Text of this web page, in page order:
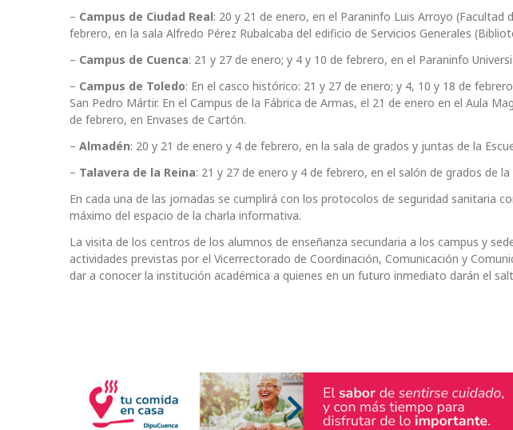
– Campus de Ciudad Real: 20 y 21 de enero, en el Paraninfo Luis Arroyo (Facultad
febrero, en la sala Alfredo Pérez Rubalcaba del edificio de Servicios Generales
– Campus de Cuenca: 21 y 27 de enero; y 4 y 10 de febrero, en el Paraninfo
– Campus de Toledo: En el casco histórico: 21 y 27 de enero; y 4, 10 y 18 de
San Pedro Mártir. En el Campus de la Fábrica de Armas, el 21 de enero en el Aula
de febrero, en Envases de Cartón.
– Almadén: 20 y 21 de enero y 4 de febrero, en la sala de grados y juntas de la
– Talavera de la Reina: 21 y 27 de enero y 4 de febrero, en el salón de grados de
En cada una de las jornadas se cumplirá con los protocolos de seguridad sanitaria
máximo del espacio de la charla informativa.
La visita de los centros de los alumnos de enseñanza secundaria a los campus y
actividades previstas por el Vicerrectorado de Coordinación, Comunicación y
dar a conocer la institución académica a quienes en un futuro inmediato darán el